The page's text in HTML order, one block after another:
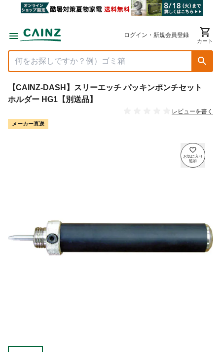
ログイン・新規会員登録
カート
【CAINZ-DASH】スリーエッチ パッキンポンチセット
ホルダー HG1【別送品】
レビューを書く
メーカー直送